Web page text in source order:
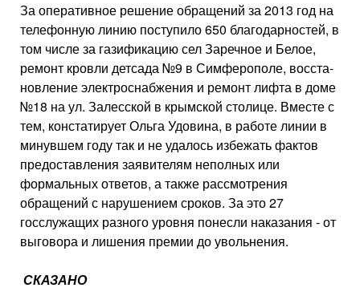
За оперативное решение об­ращений за 2013 год на
теле­фонную линию поступило 650 благодарностей, в
том числе за газификацию сел Заречное и Белое,
ремонт кровли детса­да №9 в Симферополе, восста­
новление электроснабжения и ремонт лифта в доме
№18 на ул. Залесской в крымской сто­лице. Вместе с
тем, констати­рует Ольга Удовина, в работе линии в
минувшем году так и не удалось избежать фактов
предоставления заявителям неполных или
формальных от­ветов, а также рассмотрения
обращений с нарушением сро­ков. За это 27
госслужащих разного уровня понесли нака­зания - от
выговора и лишения премии до увольнения.
СКАЗАНО